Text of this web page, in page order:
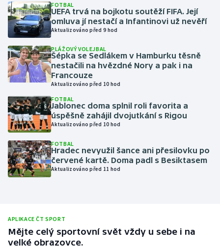
Krasobruslení
Lezení
Lyže a snowboard
Moderní pětiboj
Motorsport
Olympijské hry
Parasport
Plavání
FOTBAL
UEFA trvá na bojkotu soutěží FIFA. Její
omluva jí nestačí a Infantinovi už nevěří
Aktualizováno před 9 hod
PLÁŽOVÝ VOLEJBAL
Šépka se Sedlákem v Hamburku těsně
nestačili na hvězdné Nory a pak i na
Francouze
Aktualizováno před 10 hod
FOTBAL
Jablonec doma splnil roli favorita a
úspěšně zahájil dvojutkání s Rigou
Aktualizováno před 10 hod
FOTBAL
Hradec nevyužil šance ani přesilovku po
červené kartě. Doma padl s Besiktasem
Aktualizováno před 11 hod
APLIKACE ČT SPORT
Mějte celý sportovní svět vždy u sebe i na
velké obrazovce.